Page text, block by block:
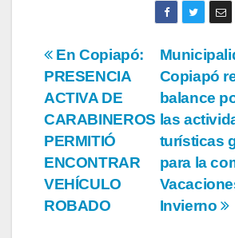
Navegación
de
entradas
Copiapó
balance
las
turísticas
para la
Invierno
En Copiapó:
PRESENCIA
ACTIVA DE
CARABINEROS
PERMITIÓ
ENCONTRAR
VEHÍCULO
ROBADO